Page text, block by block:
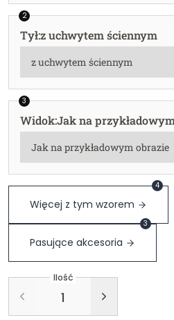
2
Tył:z uchwytem ściennym
3
Widok:Jak na
Więcej z tym wzorem
4
Pasujące akcesoria
3
Ilość